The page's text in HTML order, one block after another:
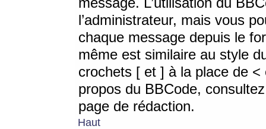
l’administrateur, mais vous
chaque message depuis le
même est similaire au style
crochets [ et ] à la place de <
propos du BBCode,
page de rédaction.
Haut